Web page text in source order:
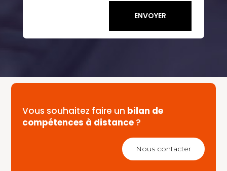
ENVOYER
Vous souhaitez faire un bilan de
compétences à distance ?
Nous contacter